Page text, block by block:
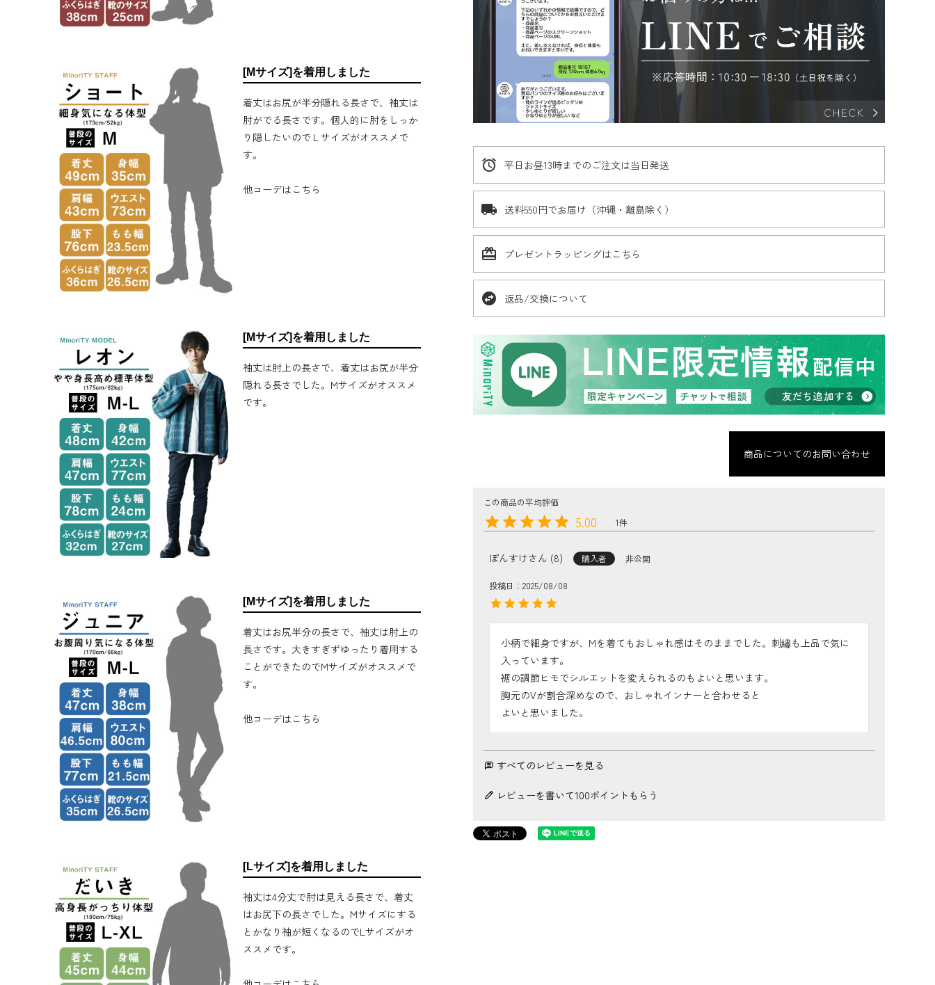
[Mサイズ]を着用しました
着丈はお尻が半分隠れる長さで、袖丈は
肘がでる長さです。個人的に肘をしっか
り隠したいのでＬサイズがオススメで
す。
他コーデはこちら
[Mサイズ]を着用しました
袖丈は肘上の長さで、着丈はお尻が半分
隠れる長さでした。Mサイズがオススメ
です。
[Mサイズ]を着用しました
着丈はお尻半分の長さで、袖丈は肘上の
長さです。大きすぎずゆったり着用する
ことができたのでMサイズがオススメで
す。
他コーデはこちら
[Lサイズ]を着用しました
袖丈は4分丈で肘は見える長さで、着丈
はお尻下の長さでした。Mサイズにする
とかなり袖が短くなるのでLサイズがオ
ススメです。
alarm 平日お昼13時までのご注文は当日発送
local_shipping 送料550円でお届け（沖縄・離島除く）
card_giftcard プレゼントラッピングはこちら
swap_horizontal_circle 返品/交換について
商品についてのお問い合わせ
5.00 1
ぽんすけ 8 購入者 非公開
投稿日 2025/08/08
小柄で細身ですが、Mを着てもおしゃれ感はそのままでした。刺繡も上品で気に
入っています。
裾の調節ヒモでシルエットを変えられるのもよいと思います。
胸元のVが割合深めなので、おしゃれインナーと合わせると
よいと思いました。
すべてのレビューを見る
レビューを書いて100ポイントもらう